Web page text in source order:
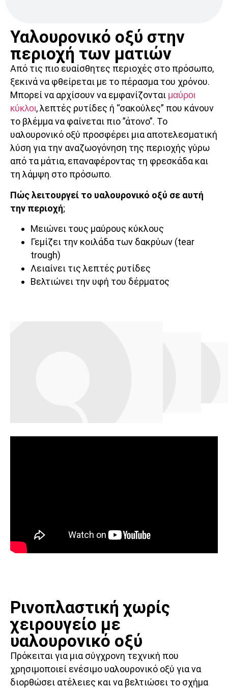
Υαλουρονικό οξύ στην
περιοχή των ματιών
Από τις πιο ευαίσθητες περιοχές στο πρόσωπο,
ξεκινά να φθείρεται με το πέρασμα του χρόνου.
Μπορεί να αρχίσουν να εμφανίζονται μαύροι
κύκλοι, λεπτές ρυτίδες ή “σακούλες” που κάνουν
το βλέμμα να φαίνεται πιο ”άτονο”. Το
υαλουρονικό οξύ προσφέρει μια αποτελεσματική
λύση για την αναζωογόνηση της περιοχής γύρω
από τα μάτια, επαναφέροντας τη φρεσκάδα και
τη λάμψη στο πρόσωπο.
Πώς λειτουργεί το υαλουρονικό οξύ σε αυτή
την περιοχή;
Μειώνει τους μαύρους κύκλους
Γεμίζει την κοιλάδα των δακρύων (tear
trough)
Λειαίνει τις λεπτές ρυτίδες
Βελτιώνει την υφή του δέρματος
Ρινοπλαστική χωρίς
χειρουγείο με
υαλουρονικό οξύ
Πρόκειται για μια σύγχρονη τεχνική που
χρησιμοποιεί ενέσιμο υαλουρονικό οξύ για να
διορθώσει ατέλειες και να βελτιώσει το σχήμα